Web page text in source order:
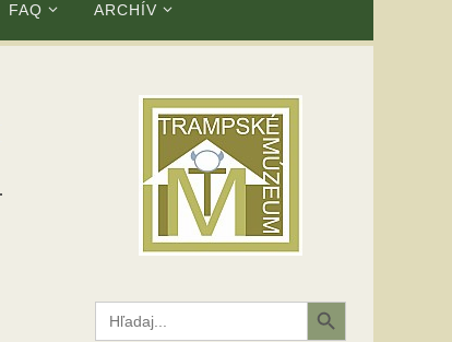
FAQ ARCHÍV
Search
for:
Search Button